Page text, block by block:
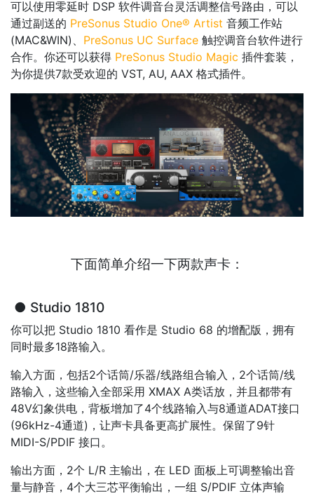
可以使用零延时 DSP 软件调音台灵活调整信号路由，可以
通过副送的 PreSonus Studio One® Artist 音频工作站
(MAC&WIN)、 PreSonus UC Surface 触控调音台软件进行
合作。你还可以获得 PreSonus Studio Magic 插件套装，
为你提供7款受欢迎的 VST, AU, AAX 格式插件。
下面简单介绍一下两款声卡：
● Studio 1810
你可以把 Studio 1810 看作是 Studio 68 的增配版，拥有
同时最多18路输入。
输入方面，包括2个话筒/乐器/线路组合输入，2个话筒/线
路输入，这些输入全部采用 XMAX A类话放，并且都带有
48V幻象供电，背板增加了4个线路输入与8通道ADAT接口
(96kHz-4通道)，让声卡具备更高扩展性。保留了9针
MIDI-S/PDIF 接口。
输出方面，2个 L/R 主输出，在 LED 面板上可调整输出音
量与静音，4个大三芯平衡输出，一组 S/PDIF 立体声输